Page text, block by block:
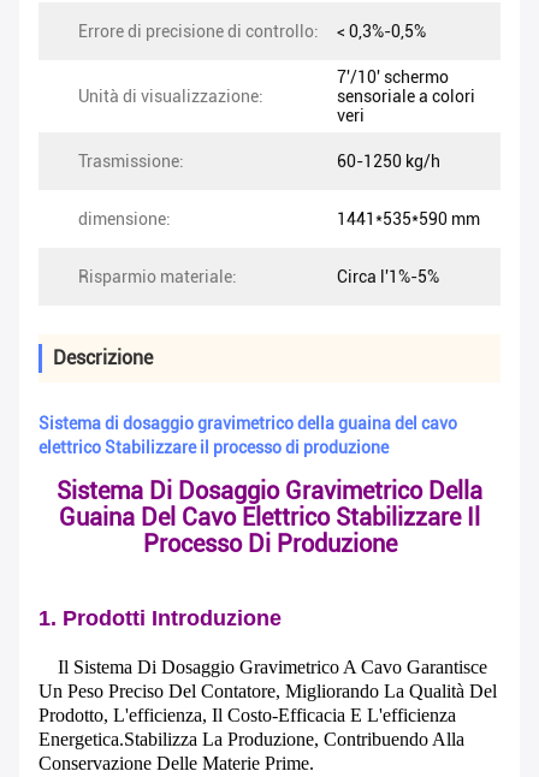
Errore di precisione di controllo: < 0,3%-0,5%
Unità di visualizzazione:
7'/10' schermo
sensoriale a colori
veri
Trasmissione: 60-1250 kg/h
dimensione: 1441*535*590 mm
Risparmio materiale: Circa l'1%-5%
Descrizione
Sistema di dosaggio gravimetrico della guaina del cavo
elettrico Stabilizzare il processo di produzione
Sistema Di Dosaggio Gravimetrico Della
Guaina Del Cavo Elettrico Stabilizzare Il
Processo Di Produzione
1. Prodotti Introduzione
Il Sistema Di Dosaggio Gravimetrico A Cavo Garantisce
Un Peso Preciso Del Contatore, Migliorando La Qualità Del
Prodotto, L'efficienza, Il Costo-Efficacia E L'efficienza
Energetica.Stabilizza La Produzione, Contribuendo Alla
Conservazione Delle Materie Prime.